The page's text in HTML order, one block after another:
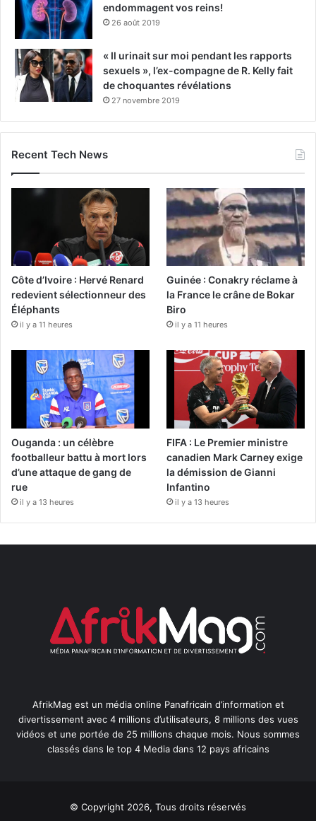
endommagent vos reins!
26 août 2019
« Il urinait sur moi pendant les rapports
sexuels », l’ex-compagne de R. Kelly fait
de choquantes révélations
27 novembre 2019
Recent Tech News
Côte d’Ivoire : Hervé Renard
redevient sélectionneur des
Éléphants
il y a 11 heures
Guinée : Conakry réclame à
la France le crâne de Bokar
Biro
il y a 11 heures
Ouganda : un célèbre
footballeur battu à mort lors
d’une attaque de gang de
rue
il y a 13 heures
FIFA : Le Premier ministre
canadien Mark Carney exige
la démission de Gianni
Infantino
il y a 13 heures
AfrikMag est un média online Panafricain d’information et
divertissement avec 4 millions d’utilisateurs, 8 millions des vues
vidéos et une portée de 25 millions chaque mois. Nous sommes
classés dans le top 4 Media dans 12 pays africains
© Copyright 2026, Tous droits réservés